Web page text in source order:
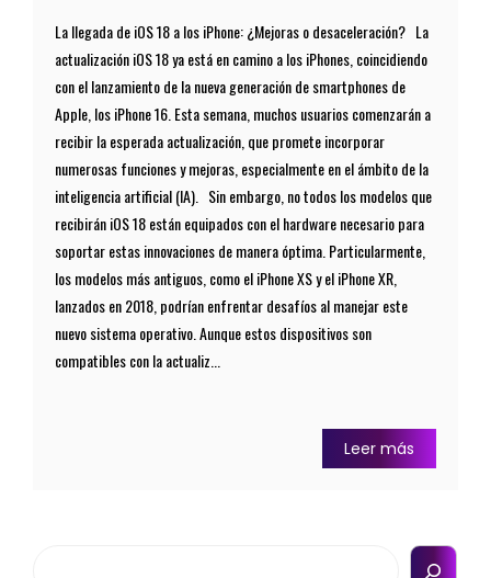
La llegada de iOS 18 a los iPhone: ¿Mejoras o desaceleración? La
actualización iOS 18 ya está en camino a los iPhones, coincidiendo
con el lanzamiento de la nueva generación de smartphones de
Apple, los iPhone 16. Esta semana, muchos usuarios comenzarán a
recibir la esperada actualización, que promete incorporar
numerosas funciones y mejoras, especialmente en el ámbito de la
inteligencia artificial (IA). Sin embargo, no todos los modelos que
recibirán iOS 18 están equipados con el hardware necesario para
soportar estas innovaciones de manera óptima. Particularmente,
los modelos más antiguos, como el iPhone XS y el iPhone XR,
lanzados en 2018, podrían enfrentar desafíos al manejar este
nuevo sistema operativo. Aunque estos dispositivos son
compatibles con la actualiz...
Leer más